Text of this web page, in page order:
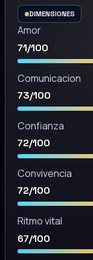
DIMENSIONES
Amor
71/100
Comunicacion
73/100
Confianza
72/100
Convivencia
72/100
Ritmo vital
67/100